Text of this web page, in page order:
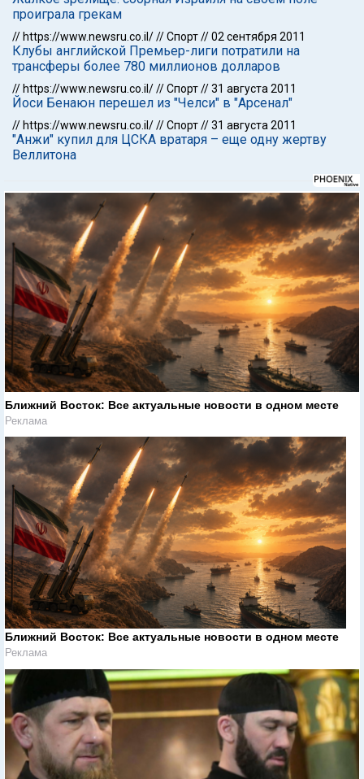
проиграла грекам
// https://www.newsru.co.il///Спорт//02 сентября 2011
Клубы английской Премьер-лиги потратили на
трансферы более 780 миллионов долларов
// https://www.newsru.co.il///Спорт//31 августа 2011
Йоси Бенаюн перешел из "Челси" в "Арсенал"
// https://www.newsru.co.il///Спорт//31 августа 2011
"Анжи" купил для ЦСКА вратаря – еще одну жертву
Веллитона
Ближний Восток: Все актуальные новости в одном месте
Реклама
Ближний Восток: Все актуальные новости в одном месте
Реклама